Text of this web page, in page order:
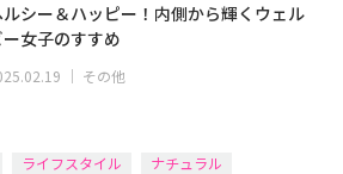
ルシー＆ハッピー！内側から輝くウェル
ー女子のすすめ
｜ その他
ライフスタイル ナチュラル